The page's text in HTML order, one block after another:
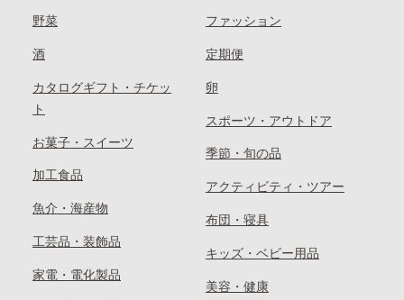
野菜
酒
カタログギフト・チケッ
ト
お菓子・スイーツ
加工食品
魚介・海産物
工芸品・装飾品
家電・電化製品
ファッション
定期便
卵
スポーツ・アウトドア
季節・旬の品
アクティビティ・ツアー
布団・寝具
キッズ・ベビー用品
美容・健康